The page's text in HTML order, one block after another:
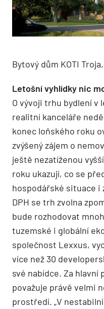
Bytový dům KOTI
Letošní vyhlídky nic
O vývoji trhu bydlení v
realitní kanceláře
konec loňského roku
zvýšený zájem o
ještě nezatíženou
roku ukazují, co se
hospodářské situace i
DPH se trh zvolna
bude rozhodovat
tuzemské i globální
společnost Lexxus,
více než 30
své nabídce. Za
považuje právě velmi
prostředí. „V